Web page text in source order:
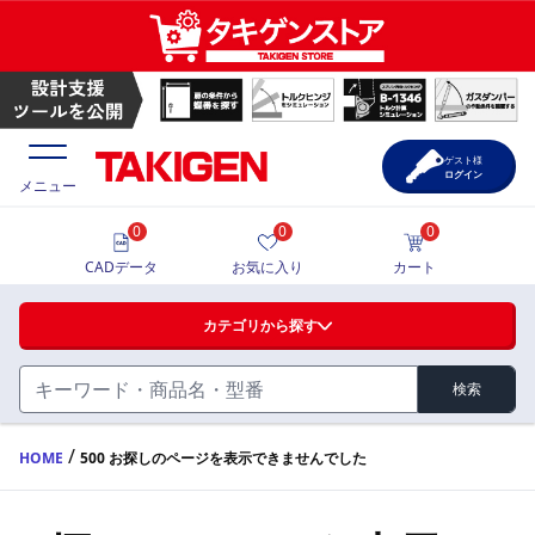
ハンドル・取手・つまみ・周辺機器
FA・A
蝶番・ステー・周辺機器
価格一覧
製品カタログ
メニュー
カテゴリから探す
検索
0
CADデータ
0
お気に入り
0
カート
ゲスト様
ログイン
HOME / 500 お探しのページを表示できませんでした